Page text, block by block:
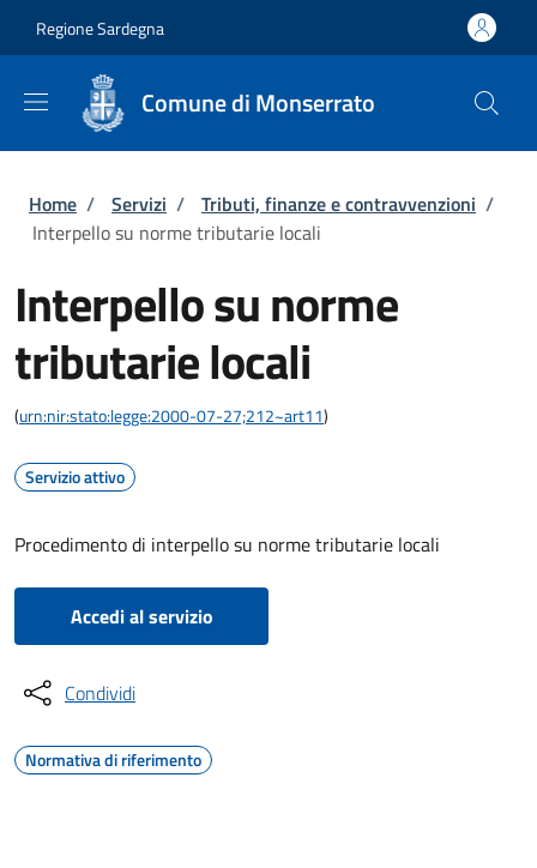
Regione Sardegna
Comune di Monserrato
Briciole di pane
Home / Servizi / Tributi, finanze e contravvenzioni /
Interpello su norme tributarie locali
Interpello su norme
tributarie locali
(urn:nir:stato:legge:2000-07-27;212~art11)
Servizio attivo
Procedimento di interpello su norme tributarie locali
Accedi al servizio
Condividi
Normativa di riferimento